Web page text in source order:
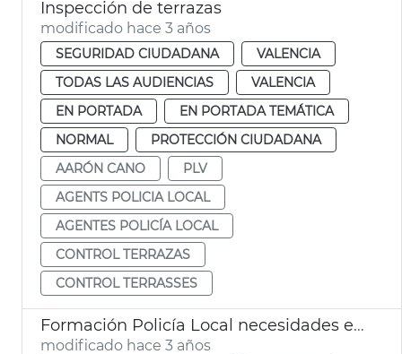
Inspección de terrazas
modificado hace 3 años
SEGURIDAD CIUDADANA
VALENCIA
TODAS LAS AUDIENCIAS
VALENCIA
EN PORTADA
EN PORTADA TEMÁTICA
NORMAL
PROTECCIÓN CIUDADANA
AARÓN CANO
PLV
AGENTS POLICIA LOCAL
AGENTES POLICÍA LOCAL
CONTROL TERRAZAS
CONTROL TERRASSES
Formación Policía Local necesidades especiales
modificado hace 3 años